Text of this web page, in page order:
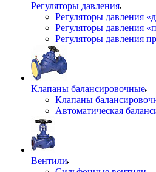
Регуляторы давления
Регуляторы давления
Регуляторы давления
Регуляторы давления
Клапаны балансировочные
Клапаны
Автоматическая
Вентили